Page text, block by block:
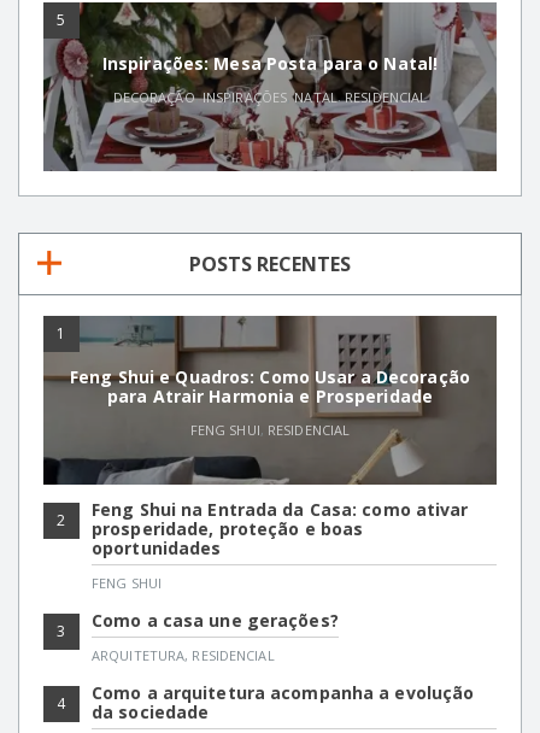
5
Inspirações: Mesa Posta para o Natal!
DECORAÇÃO,INSPIRAÇÕES ,NATAL,RESIDENCIAL
POSTS RECENTES
1
Feng Shui e Quadros: Como Usar a Decoração
para Atrair Harmonia e Prosperidade
FENG SHUI, RESIDENCIAL
2
Feng Shui na Entrada da Casa: como ativar
prosperidade, proteção e boas
oportunidades
FENG SHUI
3 Como a casa une gerações?
ARQUITETURA, RESIDENCIAL
4
Como a arquitetura acompanha a evolução
da sociedade